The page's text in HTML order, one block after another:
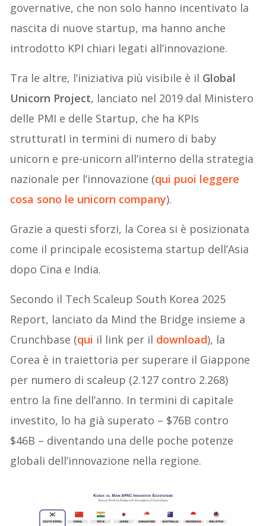
governative, che non solo hanno incentivato la
nascita di nuove startup, ma hanno anche
introdotto KPI chiari legati all’innovazione.
Tra le altre, l’iniziativa più visibile è il Global
Unicorn Project, lanciato nel 2019 dal Ministero
delle PMI e delle Startup, che ha KPIs
strutturatI in termini di numero di baby
unicorn e pre-unicorn all’interno della strategia
nazionale per l’innovazione (qui puoi leggere
cosa sono le unicorn company).
Grazie a questi sforzi, la Corea si è posizionata
come il principale ecosistema startup dell’Asia
dopo Cina e India.
Secondo il Tech Scaleup South Korea 2025
Report, lanciato da Mind the Bridge insieme a
Crunchbase (qui il link per il download), la
Corea è in traiettoria per superare il Giappone
per numero di scaleup (2.127 contro 2.268)
entro la fine dell’anno. In termini di capitale
investito, lo ha già superato – $76B contro
$46B – diventando una delle poche potenze
globali dell’innovazione nella regione.